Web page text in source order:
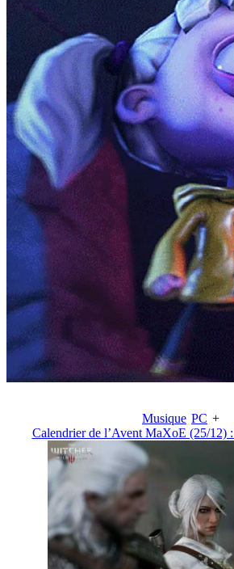
Musique PC +
Calendrier de l’Avent MaXoE (25/12)